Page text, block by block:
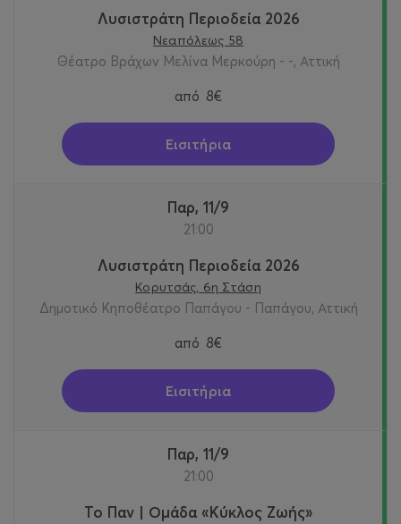
Λυσιστράτη Περιοδεία 2026
Νεαπόλεως 58
Θέατρο Βράχων Μελίνα Μερκούρη - -, Αττική
από 8€
Εισιτήρια
Παρ, 11/9
21:00
Λυσιστράτη Περιοδεία 2026
Κορυτσάς, 6η Στάση
Δημοτικό Κηποθέατρο Παπάγου - Παπάγου, Αττική
από 8€
Εισιτήρια
Παρ, 11/9
21:00
Το Παν | Ομάδα «Κύκλος Ζωής»